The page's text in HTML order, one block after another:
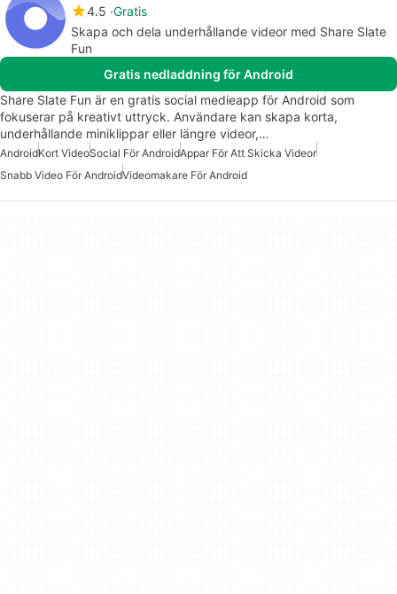
4.5 Gratis
Skapa och dela underhållande videor med Share Slate
Fun
Gratis nedladdning för Android
Share Slate Fun är en gratis social medieapp för Android som
fokuserar på kreativt uttryck. Användare kan skapa korta,
underhållande miniklippar eller längre videor,…
AndroidKort VideoSocial För AndroidAppar För Att Skicka Videor
Snabb Video För AndroidVideomakare För Android